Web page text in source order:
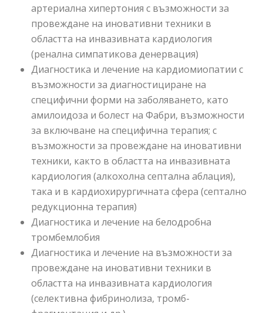
артериална хипертония с възможности за
провеждане на иновативни техники в
областта на инвазивната кардиология
(ренална симпатикова денервация)
Диагностика и лечение на кардиомиопатии с
възможности за диагностициране на
специфични форми на заболяването, като
амилоидоза и болест на Фабри, възможности
за включване на специфична терапия; с
възможности за провеждане на иновативни
техники, както в областта на инвазивната
кардиология (алкохолна септална аблация),
така и в кардиохирургичната сфера (септално
редукционна терапия)
Диагностика и лечение на белодробна
тромбемлобия
Диагностика и лечение на възможности за
провеждане на иновативни техники в
областта на инвазивната кардиология
(селективна фибринолиза, тромб-